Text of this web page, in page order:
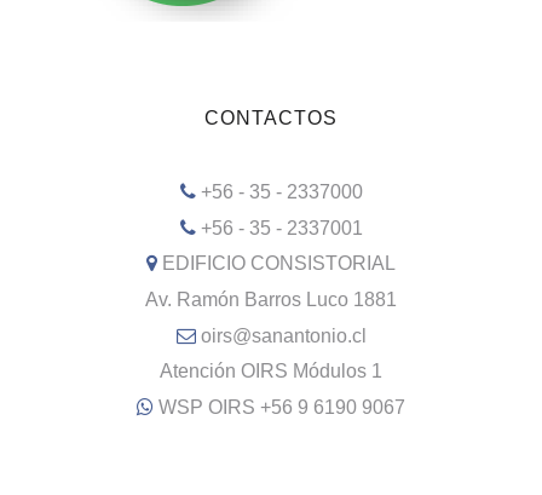
CONTACTOS
+56 - 35 - 2337000
+56 - 35 - 2337001
EDIFICIO CONSISTORIAL
Av. Ramón Barros Luco 1881
oirs@sanantonio.cl
Atención OIRS Módulos 1
WSP OIRS +56 9 6190 9067